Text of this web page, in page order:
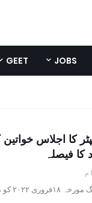
JOBS
GEET
کا اجلاس
کا فیصلہ
بیٹی بچاوٗ